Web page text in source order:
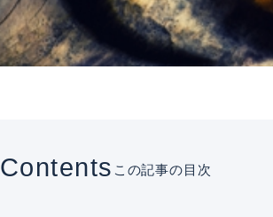
Contents この記事の目次